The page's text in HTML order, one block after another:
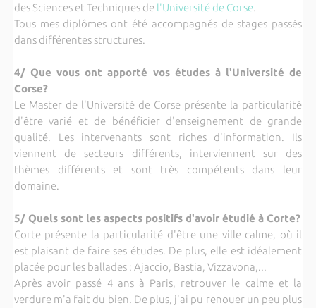
des Sciences et Techniques de l'Université de Corse.
Tous mes diplômes ont été accompagnés de stages passés
dans différentes structures.
4/ Que vous ont apporté vos études à l'Université de
Corse?
Le Master de l'Université de Corse présente la particularité
d'être varié et de bénéficier d'enseignement de grande
qualité. Les intervenants sont riches d'information. Ils
viennent de secteurs différents, interviennent sur des
thèmes différents et sont très compétents dans leur
domaine.
5/ Quels sont les aspects positifs d'avoir étudié à Corte?
Corte présente la particularité d'être une ville calme, où il
est plaisant de faire ses études. De plus, elle est idéalement
placée pour les ballades : Ajaccio, Bastia, Vizzavona,...
Après avoir passé 4 ans à Paris, retrouver le calme et la
verdure m'a fait du bien. De plus, j'ai pu renouer un peu plus